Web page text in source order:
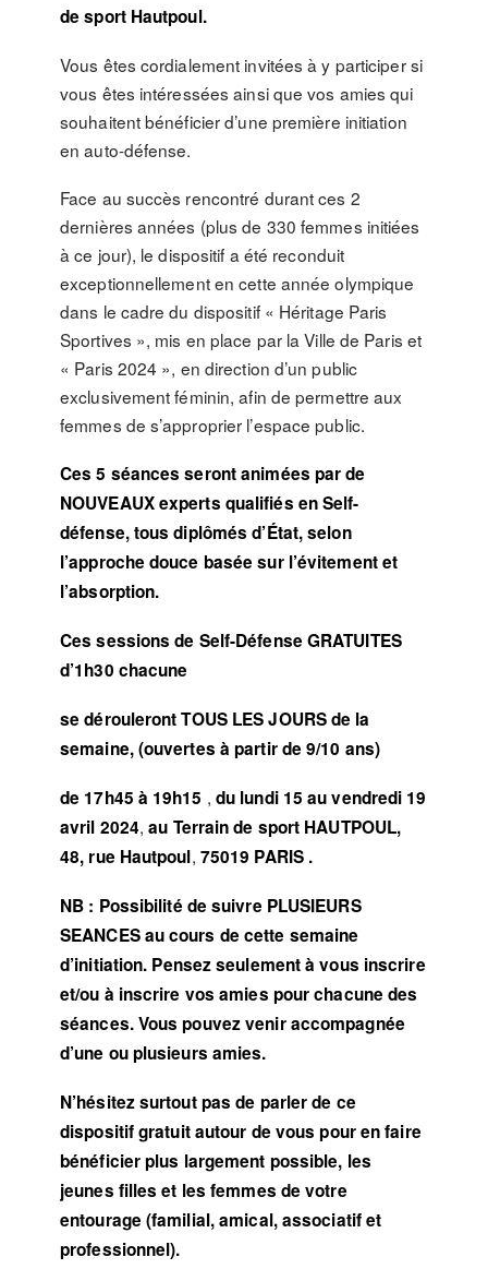
de sport Hautpoul.
Vous êtes cordialement invitées à y participer si
vous êtes intéressées ainsi que vos amies qui
souhaitent bénéficier d’une première initiation
en auto-défense.
Face au succès rencontré durant ces 2
dernières années (plus de 330 femmes initiées
à ce jour), le dispositif a été reconduit
exceptionnellement en cette année olympique
dans le cadre du dispositif « Héritage Paris
Sportives », mis en place par la Ville de Paris et
« Paris 2024 », en direction d’un public
exclusivement féminin, afin de permettre aux
femmes de s’approprier l’espace public.
Ces 5 séances seront animées par de
NOUVEAUX experts qualifiés en Self-
défense, tous diplômés d’État, selon
l’approche douce basée sur l’évitement et
l’absorption.
Ces sessions de Self-Défense GRATUITES
d’1h30 chacune
se dérouleront TOUS LES JOURS de la
semaine, (ouvertes à partir de 9/10 ans)
de 17h45 à 19h15 , du lundi 15 au vendredi 19
avril 2024,au Terrain de sport HAUTPOUL,
48, rue Hautpoul, 75019 PARIS .
NB : Possibilité de suivre PLUSIEURS
SEANCES au cours de cette semaine
d’initiation. Pensez seulement à vous inscrire
et/ou à inscrire vos amies pour chacune des
séances. Vous pouvez venir accompagnée
d’une ou plusieurs amies.
N’hésitez surtout pas de parler de ce
dispositif gratuit autour de vous pour en faire
bénéficier plus largement possible, les
jeunes filles et les femmes de votre
entourage (familial, amical, associatif et
professionnel).